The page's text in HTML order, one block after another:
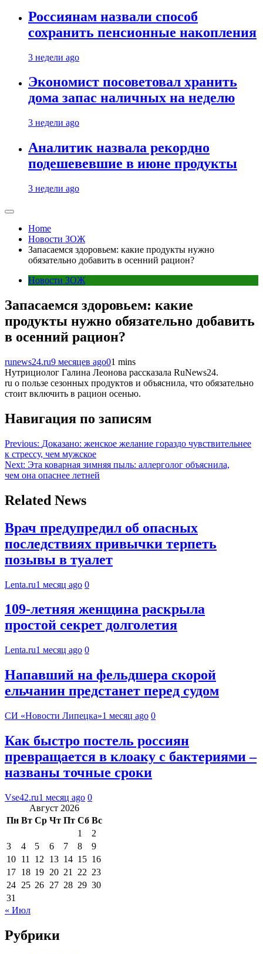
Россиянам назвали способ
сохранить пенсионные накопления
3 недели ago
Экономист посоветовал хранить
дома запас наличных на неделю
3 недели ago
Аналитик назвала рекордно
подешевевшие в июне продукты
3 недели ago
Home
Новости ЗОЖ
Запасаемся здоровьем: какие продукты нужно
обязательно добавить в осенний рацион?
Новости ЗОЖ
Запасаемся здоровьем: какие
продукты нужно обязательно добавить
в осенний рацион?
runews24.ru9 месяцев ago01 mins
Нутрициолог Галина Леонова рассказала RuNews24.
ru о пользе сезонных продуктов и объяснила, что обязательно
стоит включить в рацион осенью.
Навигация по записям
Previous: Доказано: женское желание гораздо чувствительнее
к стрессу, чем мужское
Next: Эта коварная зимняя пыль: аллерголог объяснила,
чем она опаснее летней
Related News
Врач предупредил об опасных
последствиях привычки терпеть
позывы в туалет
Lenta.ru1 месяц ago 0
109-летняя женщина раскрыла
простой секрет долголетия
Lenta.ru1 месяц ago 0
Напавший на фельдшера скорой
ельчанин предстанет перед судом
СИ «Новости Липецка»1 месяц ago 0
Как быстро постель россиян
превращается в клоаку с бактериями –
названы точные сроки
Vse42.ru1 месяц ago 0
Август 2026
Пн Вт Ср Чт Пт Сб Вс
1
2
3
4 5 6 7 8
9
10 11 12 13 14 15 16
17 18 19 20 21 22 23
24 25 26 27 28 29 30
31
« Июл
Рубрики